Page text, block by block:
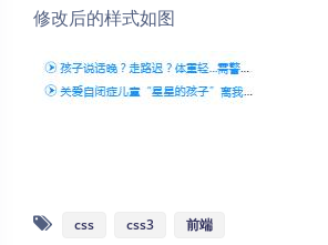
修改后的样式如图
css css3 前端